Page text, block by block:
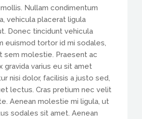
Nullam condimentum
vehicula placerat ligula
Donec tincidunt vehicula
euismod tortor id mi sodales,
sem molestie. Praesent ac
gravida varius eu sit amet
nisi dolor, facilisis a justo sed,
lectus. Cras pretium nec velit
Aenean molestie mi ligula, ut
sodales sit amet. Aenean